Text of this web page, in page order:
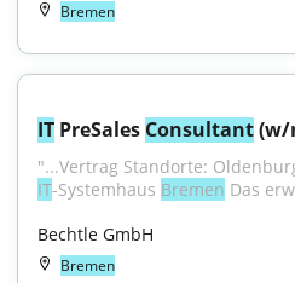
Bremen
IT PreSales Consultant (w/
"...Vertrag Standorte:
IT-Systemhaus Bremen Das
Bechtle GmbH
Bremen